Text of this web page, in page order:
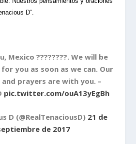
D”.
Mexico ????????. We will be
you as soon as we can. Our
prayers are with you. –
pic.twitter.com/ouA13yEgBh
D (@RealTenaciousD) 21 de
de 2017